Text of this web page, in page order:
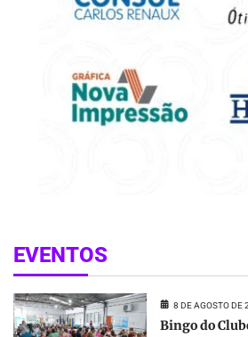
EVENTOS
8 DE AGOSTO DE
Bingo do